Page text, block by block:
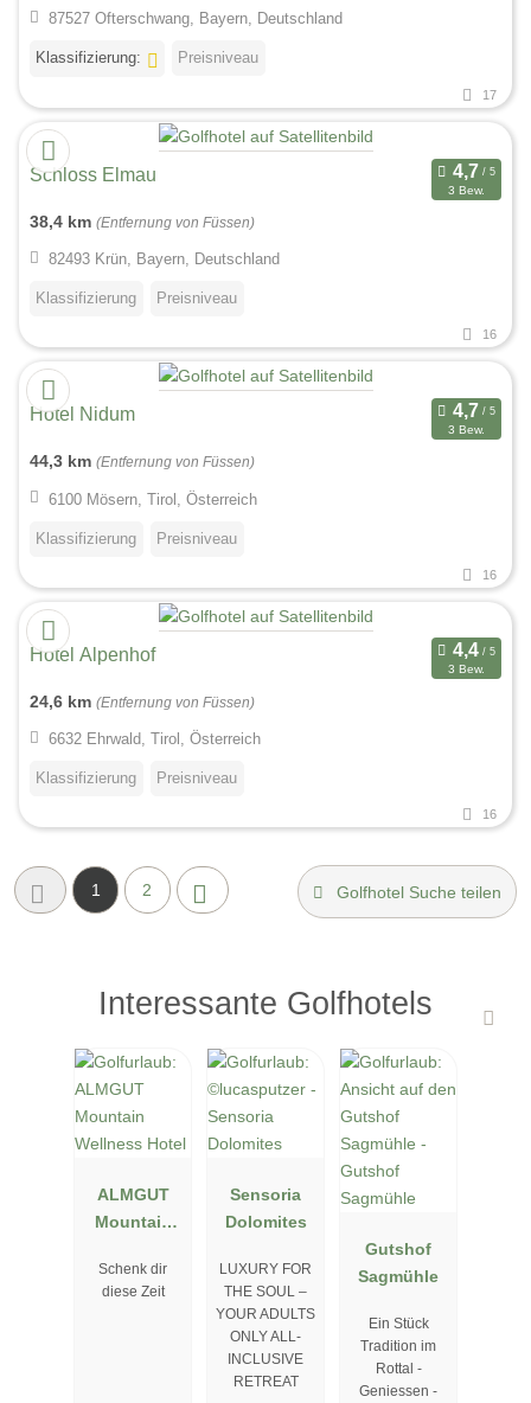
87527 Ofterschwang, Bayern, Deutschland
Klassifizierung: Preisniveau
17
Schloss Elmau
3 Bew.
38,4 km (Entfernung von Füssen)
82493 Krün, Bayern, Deutschland
Klassifizierung Preisniveau
16
Hotel Nidum
3 Bew.
44,3 km (Entfernung von Füssen)
6100 Mösern, Tirol, Österreich
Klassifizierung Preisniveau
16
Hotel Alpenhof
3 Bew.
24,6 km (Entfernung von Füssen)
6632 Ehrwald, Tirol, Österreich
Klassifizierung Preisniveau
16
1 2 Golfhotel Suche teilen
Interessante Golfhotels
ALMGUT
Mountain
Hotel
Schenk dir
diese Zeit
Sensoria
Dolomites
LUXURY FOR
THE SOUL –
YOUR ADULTS
ONLY ALL-
INCLUSIVE
RETREAT
Gutshof
Sagmühle
Ein Stück
Tradition im
Rottal -
Geniessen -